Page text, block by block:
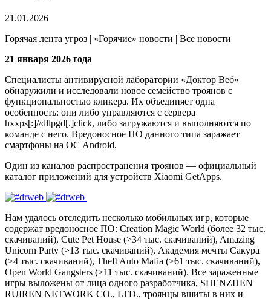
21.01.2026
Горячая лента угроз | «Горячие» новости | Все новости
21 января 2026 года
Специалисты антивирусной лаборатории «Доктор Веб»
обнаружили и исследовали новое семейство троянов с
функциональностью кликера. Их объединяет одна
особенность: они либо управляются с сервера
hxxps[:]//dllpgd[.]click, либо загружаются и выполняются по
команде с него. Вредоносное ПО данного типа заражает
смартфоны на ОС Android.
Один из каналов распространения троянов — официальный
каталог приложений для устройств Xiaomi GetApps.
Нам удалось отследить несколько мобильных игр, которые
содержат вредоносное ПО: Creation Magic World (более 32 тыс.
скачиваний), Cute Pet House (>34 тыс. скачиваний), Amazing
Unicorn Party (>13 тыс. скачиваний), Академия мечты Сакура
(>4 тыс. скачиваний), Theft Auto Mafia (>61 тыс. скачиваний),
Open World Gangsters (>11 тыс. скачиваний). Все зараженные
игры выложены от лица одного разработчика, SHENZHEN
RUIREN NETWORK CO., LTD., троянцы вшиты в них и